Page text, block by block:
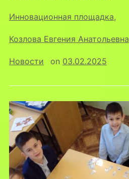
Инновационная площадка,
Козлова Евгения Анатольевна
Новости on 03.02.2025